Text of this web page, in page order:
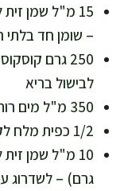
– שומן חד בלתי
250 גרם
לבישול בריא
350 מ"ל מים רותחים לקוסקוס
1/2 כפית מלח לקוסקוס
גרם) – לשדרוג